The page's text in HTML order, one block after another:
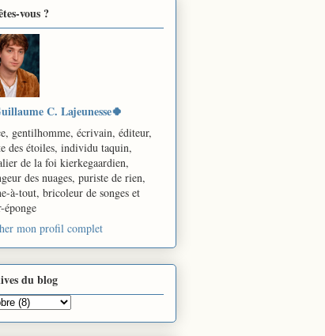
vous ?
C. Lajeunesse🍀
gentilhomme, écrivain, éditeur,
des étoiles, individu taquin,
de la foi kierkegaardien,
des nuages, puriste de rien,
à-tout, bricoleur de songes et
éponge
mon profil complet
du blog